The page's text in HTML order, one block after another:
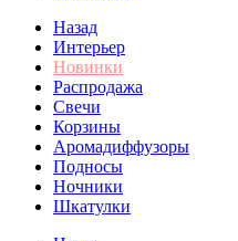
Назад
Интерьер
Новинки
Распродажа
Свечи
Корзины
Аромадиффузоры
Подносы
Ночники
Шкатулки